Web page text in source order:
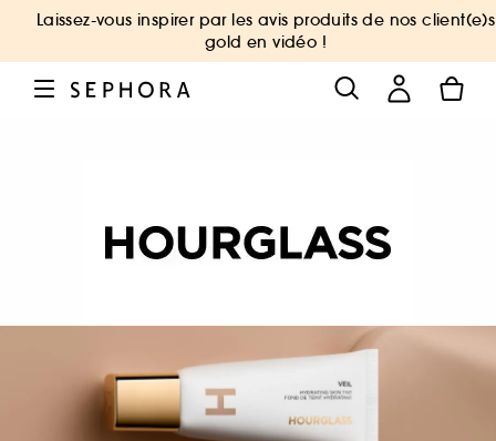
Laissez-vous inspirer par les avis produits de nos client(e)s
gold en vidéo !